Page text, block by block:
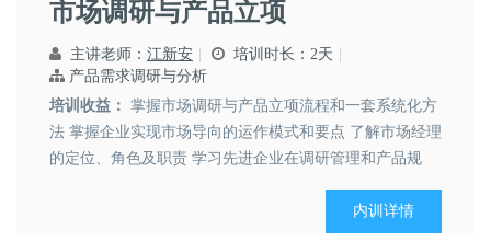
市场调研与产品立项
主讲老师： 江新安
培训时长：2天
产品需求调研与分析
培训收益： 掌握市场调研与产品立项流程和一套系统化方
法 掌握企业实现市场导向的运作模式和要点 了解市场经理
的定位、角色及职责 学习先进企业在调研管理和产品规
内训详情